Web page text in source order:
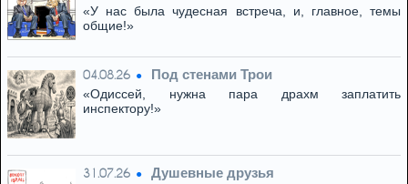
«У нас была чудесная встреча, и, главное, темы
общие!»
04.08.26 Под стенами Трои
«Одиссей, нужна пара драхм заплатить
инспектору!»
31.07.26 Душевные друзья